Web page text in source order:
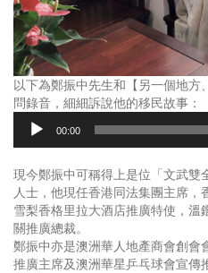
以下為鄭振中先生和【另一個地
問錄音，細細訴說他的移民故事：
放
器
00:00
現今鄭振中可稱得上是位「文武雙
人士，他現任香港同法集團主席，
雪梨香格里拉大酒店推廣特使，溫
關推廣總裁。
鄭振中亦是澳洲華人地產商會創會
推廣主席及澳洲華星乒乓球會宣傳